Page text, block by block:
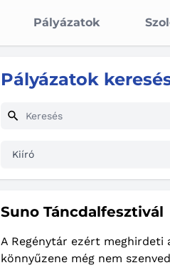
Pályázatok
Pályázatok
Kiíró
Suno Táncdalfesztivál
A Regénytár ezért meghirdeti
könnyűzene még nem